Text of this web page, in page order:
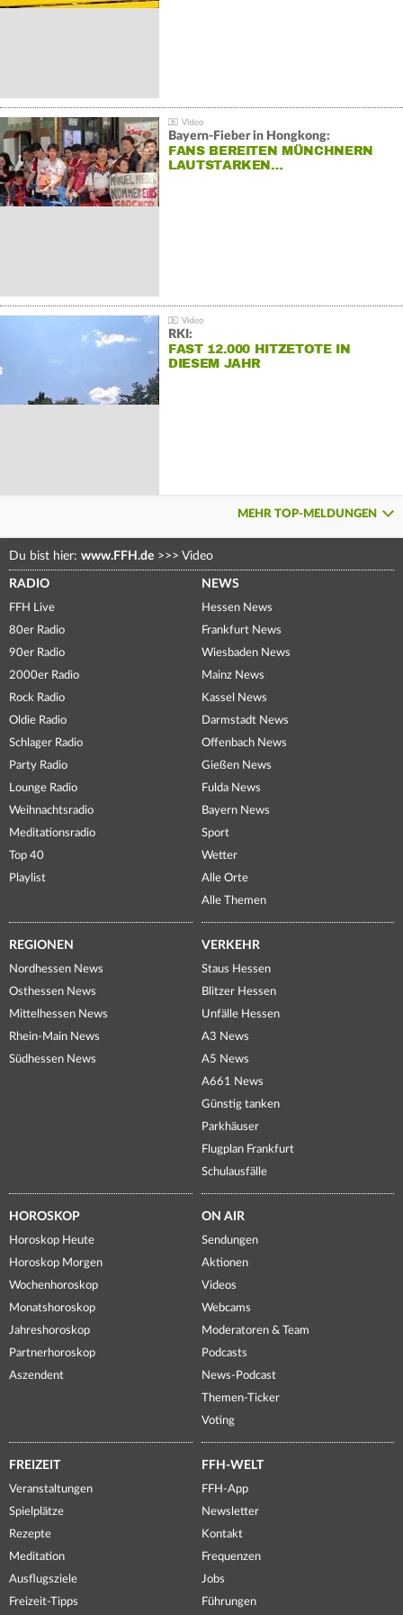
Bayern-Fieber in Hongkong:
FANS BEREITEN MÜNCHNERN
LAUTSTARKEN…
RKI:
FAST 12.000 HITZETOTE IN
DIESEM JAHR
MEHR TOP-MELDUNGEN
Du bist hier: www.FFH.de >>> Video
RADIO
FFH Live
80er Radio
90er Radio
2000er Radio
Rock Radio
Oldie Radio
Schlager Radio
Party Radio
Lounge Radio
Weihnachtsradio
Meditationsradio
Top 40
Playlist
NEWS
Hessen News
Frankfurt News
Wiesbaden News
Mainz News
Kassel News
Darmstadt News
Offenbach News
Gießen News
Fulda News
Bayern News
Sport
Wetter
Alle Orte
Alle Themen
REGIONEN
Nordhessen News
Osthessen News
Mittelhessen News
Rhein-Main News
Südhessen News
VERKEHR
Staus Hessen
Blitzer Hessen
Unfälle Hessen
A3 News
A5 News
A661 News
Günstig tanken
Parkhäuser
Flugplan Frankfurt
Schulausfälle
HOROSKOP
Horoskop Heute
Horoskop Morgen
Wochenhoroskop
Monatshoroskop
Jahreshoroskop
Partnerhoroskop
Aszendent
ON AIR
Sendungen
Aktionen
Videos
Webcams
Moderatoren & Team
Podcasts
News-Podcast
Themen-Ticker
Voting
FREIZEIT
Veranstaltungen
Spielplätze
Rezepte
Meditation
Ausflugsziele
Freizeit-Tipps
FFH-WELT
FFH-App
Newsletter
Kontakt
Frequenzen
Jobs
Führungen